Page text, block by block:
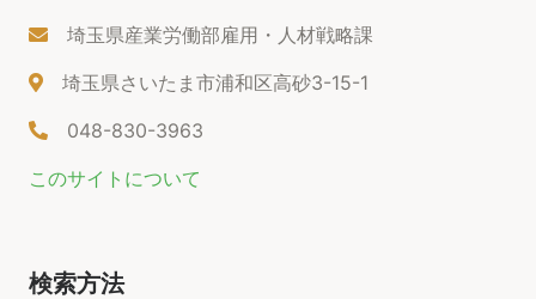
埼玉県産業労働部雇用・人材戦略課
埼玉県さいたま市浦和区高砂3-15-1
048-830-3963
このサイトについて
検索方法